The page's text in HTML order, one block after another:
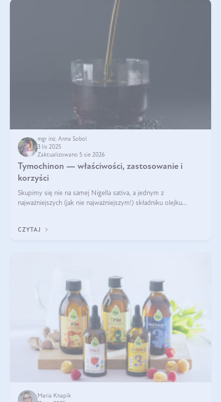
mgr inż. Anna Sobol
3 lis 2025
Zaktualizowano 5 sie 2026
Tymochinon — właściwości, zastosowanie i
korzyści
Skupimy się nie na samej Nigella sativa, a jednym z
najważniejszych (jak nie najważniejszym!) składniku olejku
CZYTAJ
Maria Knapik